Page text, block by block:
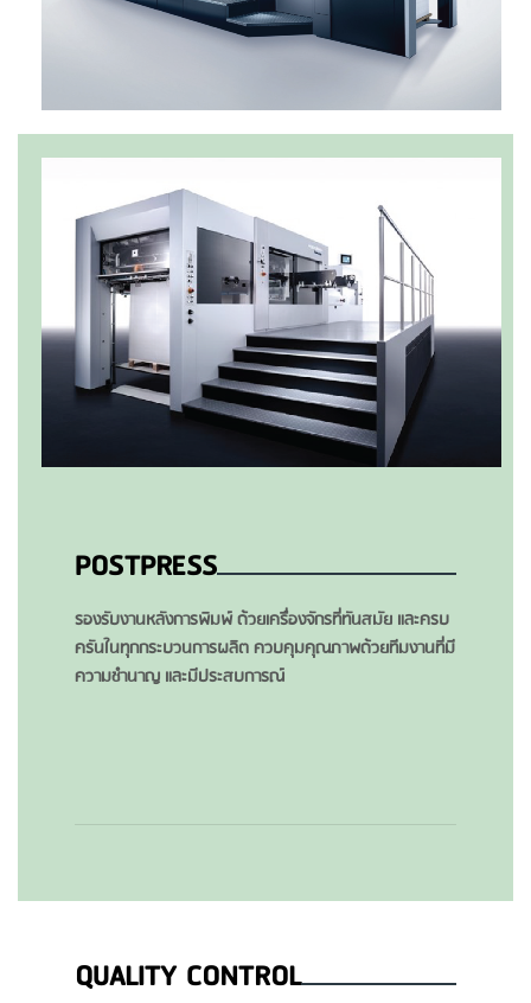
POSTPRESS
รองรับงานหลังการพิมพ์ ด้วยเครื่องจักรที่ทันสมัย และครบ
ครันในทุกกระบวนการผลิต ควบคุมคุณภาพด้วยทีมงานที่มี
ความชำนาญ และมีประสบการณ์
QUALITY CONTROL